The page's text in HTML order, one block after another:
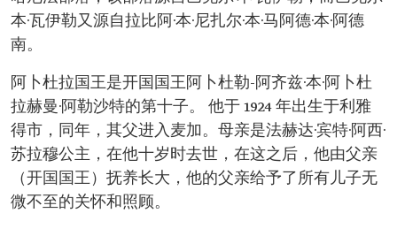
本·瓦伊勒又源自拉比阿·本·尼扎尔·本·马阿德·本·阿德
南。
阿卜杜拉国王是开国国王阿卜杜勒-阿齐兹·本·阿卜杜
拉赫曼·阿勒沙特的第十子。 他于 1924 年出生于利雅
得市，同年，其父进入麦加。母亲是法赫达·宾特·阿西·
苏拉穆公主，在他十岁时去世，在这之后，他由父亲
（开国国王）抚养长大，他的父亲给予了所有儿子无
微不至的关怀和照顾。